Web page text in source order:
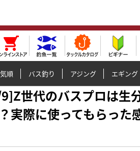
順 バス釣り アジング エギング
世代のバスプロは生
実際に使ってもらっ